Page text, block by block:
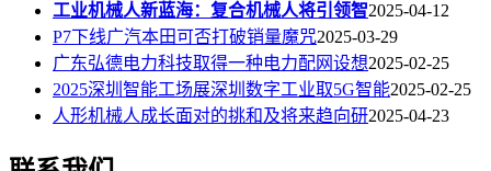
工业机械人新蓝海：复合机械人将引领智2025-04-12
P7下线广汽本田可否打破销量魔咒2025-03-29
广东弘德电力科技取得一种电力配网设想2025-02-25
2025深圳智能工场展深圳数字工业取5G智能2025-02-25
人形机械人成长面对的挑和及将来趋向研2025-04-23